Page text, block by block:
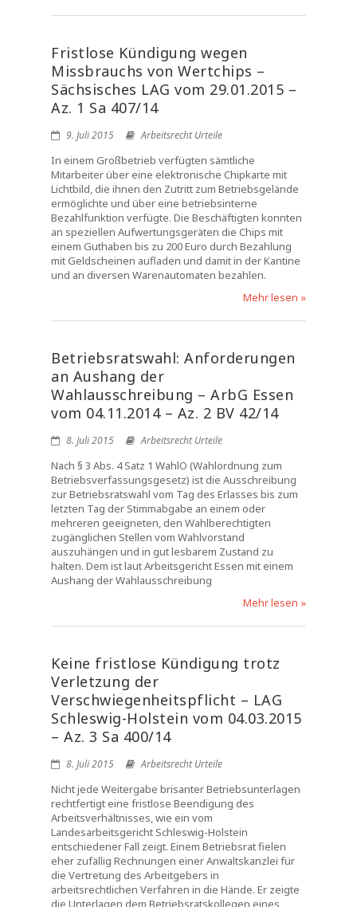
Fristlose Kündigung wegen
Missbrauchs von Wertchips –
Sächsisches LAG vom 29.01.2015 –
Az. 1 Sa 407/14
9. Juli 2015 Arbeitsrecht Urteile
In einem Großbetrieb verfügten sämtliche
Mitarbeiter über eine elektronische Chipkarte mit
Lichtbild, die ihnen den Zutritt zum Betriebsgelände
ermöglichte und über eine betriebsinterne
Bezahlfunktion verfügte. Die Beschäftigten konnten
an speziellen Aufwertungsgeräten die Chips mit
einem Guthaben bis zu 200 Euro durch Bezahlung
mit Geldscheinen aufladen und damit in der Kantine
und an diversen Warenautomaten bezahlen.
Mehr lesen »
Betriebsratswahl: Anforderungen
an Aushang der
Wahlausschreibung – ArbG Essen
vom 04.11.2014 – Az. 2 BV 42/14
8. Juli 2015 Arbeitsrecht Urteile
Nach § 3 Abs. 4 Satz 1 WahlO (Wahlordnung zum
Betriebsverfassungsgesetz) ist die Ausschreibung
zur Betriebsratswahl vom Tag des Erlasses bis zum
letzten Tag der Stimmabgabe an einem oder
mehreren geeigneten, den Wahlberechtigten
zugänglichen Stellen vom Wahlvorstand
auszuhängen und in gut lesbarem Zustand zu
halten. Dem ist laut Arbeitsgericht Essen mit einem
Aushang der Wahlausschreibung
Mehr lesen »
Keine fristlose Kündigung trotz
Verletzung der
Verschwiegenheitspflicht – LAG
Schleswig-Holstein vom 04.03.2015
– Az. 3 Sa 400/14
8. Juli 2015 Arbeitsrecht Urteile
Nicht jede Weitergabe brisanter Betriebsunterlagen
rechtfertigt eine fristlose Beendigung des
Arbeitsverhältnisses, wie ein vom
Landesarbeitsgericht Schleswig-Holstein
entschiedener Fall zeigt. Einem Betriebsrat fielen
eher zufällig Rechnungen einer Anwaltskanzlei für
die Vertretung des Arbeitgebers in
arbeitsrechtlichen Verfahren in die Hände. Er zeigte
die Unterlagen dem Betriebsratskollegen eines